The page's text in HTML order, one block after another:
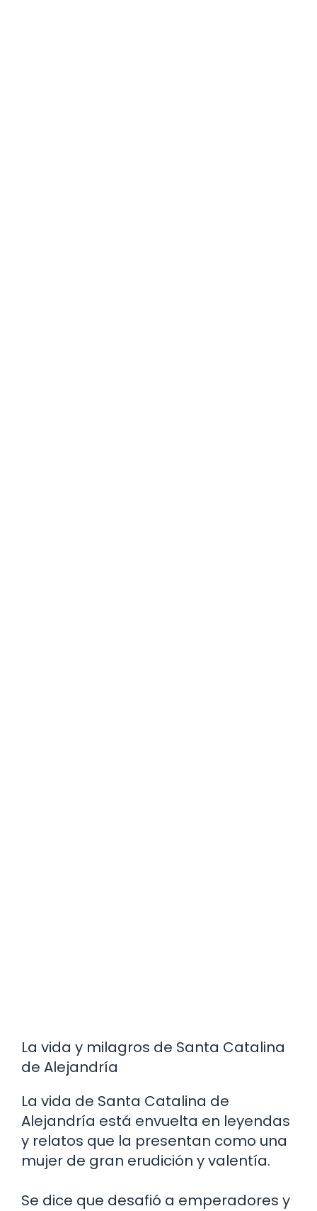
La vida y milagros de Santa Catalina
de Alejandría
La vida de Santa Catalina de
Alejandría está envuelta en leyendas
y relatos que la presentan como una
mujer de gran erudición y valentía.
Se dice que desafió a emperadores y